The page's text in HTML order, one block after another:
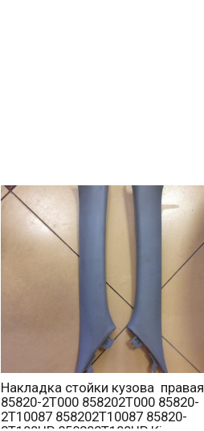
Накладка стойки кузова правая
85820-2T000 858202T000 85820-
2T10087 858202T10087 85820-